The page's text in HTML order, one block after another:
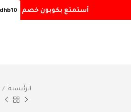
الرئيسية
أستمتع بكوبون خصم dhb10